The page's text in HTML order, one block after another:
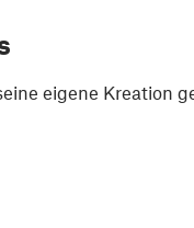
eigene Kreation